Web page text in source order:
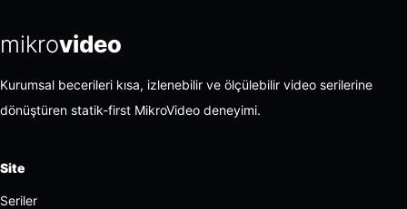
mikrovideo
Kurumsal becerileri kısa, izlenebilir ve ölçülebilir video serilerine
dönüştüren statik-first MikroVideo deneyimi.
Site
Seriler